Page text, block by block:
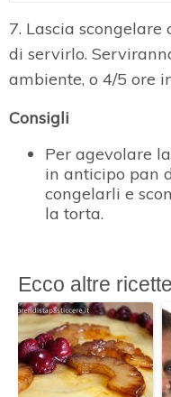
7. Lascia
di servirlo.
ambiente, o 4/5 ore
Consigli
Per agevolare
in anticipo pan
congelarli e
la torta.
Ecco altre